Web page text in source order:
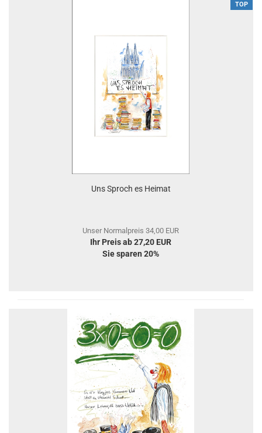
TOP
Uns Sproch es Heimat
Unser Normalpreis 34,00 EUR
Ihr Preis ab 27,20 EUR
Sie sparen 20%